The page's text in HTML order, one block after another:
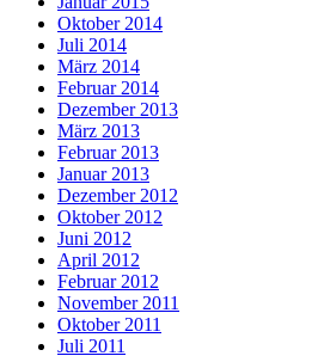
Oktober 2014
Juli 2014
März 2014
Februar 2014
Dezember 2013
März 2013
Februar 2013
Januar 2013
Dezember 2012
Oktober 2012
Juni 2012
April 2012
Februar 2012
November 2011
Oktober 2011
Juli 2011